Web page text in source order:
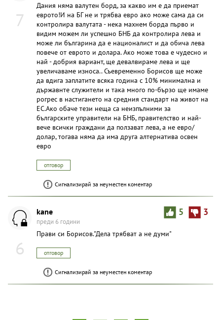
7
Дания няма валутен борд, за какво им е да приемат
еврото!И на БГ не и трябва евро ако може сама да си
контролира валутата - нека махнем борда първо и
видим можем ли успешно БНБ да контролира лева и
може ли българина да е националист и да обича лева
повече от еврото и долара. Ако може това е чудесно и
най - добрия вариант, ще девалвираме лева и ще
увеличаваме износа.. Съевременно Борисов ще може
да вдига заплатите всяка година с 10% минимална и
държавнте служители и така много по-бързо ще имаме
рогрес в настигането на средния стандарт на живот на
ЕС.Ако обаче тези неща са неизпълними за
българските управители на БНБ, правителство и най-
вече всички граждани да ползават лева, а не евро/
долар, тогава няма да има друга алтернатива освен
евро
отговор
Сигнализирай за неуместен коментар
6
5 3
kane
преди 6 години
Прави си Борисов."Дела трябват а не думи"
отговор
Сигнализирай за неуместен коментар